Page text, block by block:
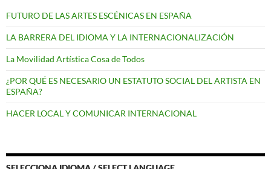
FUTURO DE LAS ARTES ESCÉNICAS EN ESPAÑA
LA BARRERA DEL IDIOMA Y LA INTERNACIONALIZACIÓN
La Movilidad Artística Cosa de Todos
¿POR QUÉ ES NECESARIO UN ESTATUTO SOCIAL DEL ARTISTA EN
ESPAÑA?
HACER LOCAL Y COMUNICAR INTERNACIONAL